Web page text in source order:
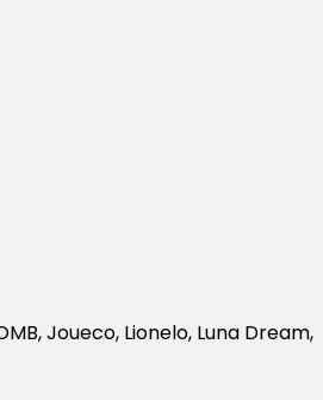
Joueco, Lionelo, Luna Dream,